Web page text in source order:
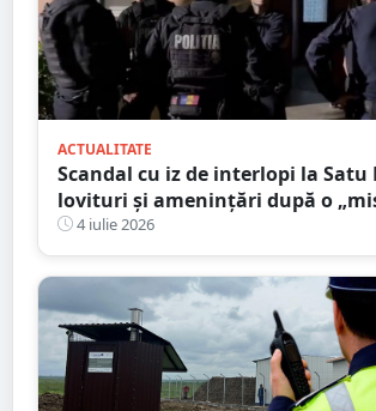
ACTUALITATE
Scandal cu iz de interlopi la Satu
lovituri și amenințări după o
recuperare a iubitei
4 iulie 2026